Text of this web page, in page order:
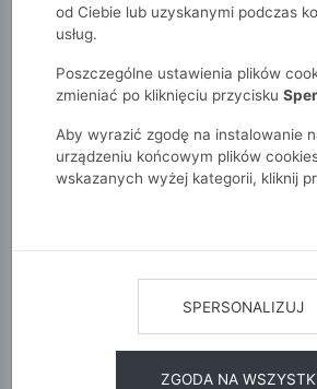
Monnari Nowa Kolekcja
SUKIENKI
od Ciebie lub uzyskanymi podczas
usług.
Poszczególne ustawienia plików
zmieniać po kliknięciu przycisku
Aby wyrazić zgodę na instalowanie
urządzeniu końcowym plików
wskazanych wyżej kategorii, kliknij
SPERSONALIZUJ
ZGODA NA